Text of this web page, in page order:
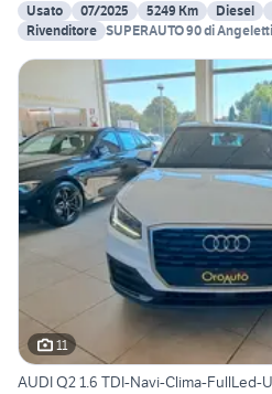
Usato
07/2025 5249 Km Diesel
Rivenditore SUPERAUTO 90 di
11
AUDI Q2 1.6 TDI-Navi-Clima-FullLed-